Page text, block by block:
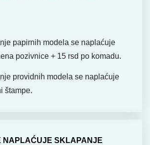
papirnih modela se naplaćuje
pozivnice + 15 rsd po komadu.
providnih modela se naplaćuje
štampe.
NAPLAĆUJE SKLAPANJE